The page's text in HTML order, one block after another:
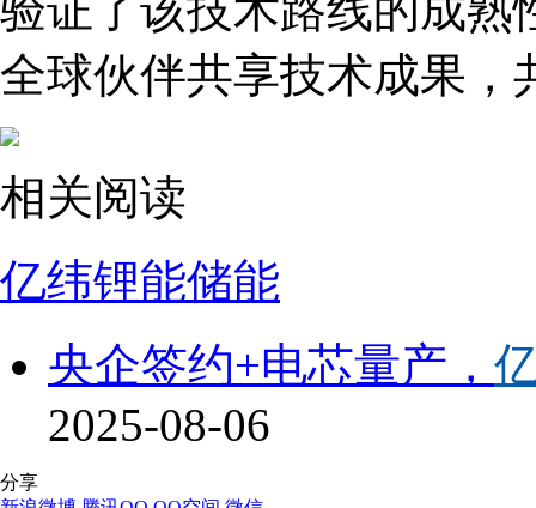
全球伙伴共享技术成果，
相关阅读
亿纬锂能储能
央企签约+电芯量产，
2025-08-06
分享